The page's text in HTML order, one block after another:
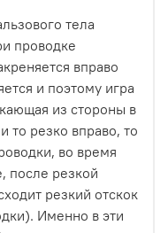
тела
проводке
вправо
и поэтому игра
из стороны в
то резко вправо, то
во время
после резкой
резкий отскок
Именно в эти